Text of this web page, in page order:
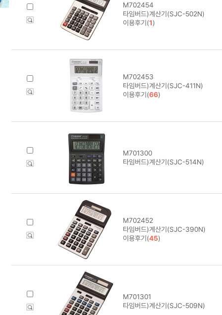
M702454
타임버드)계산기(SJC-502N)
이용후기(1)
M702453
타임버드)계산기(SJC-411N)
이용후기(66)
M701300
타임버드)계산기(SJC-514N)
M702452
타임버드)계산기(SJC-390N)
이용후기(45)
M701301
타임버드)계산기(SJC-509N)